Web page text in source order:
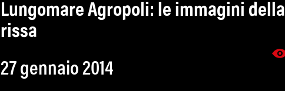
Lungomare Agropoli: le immagini della
rissa
27 gennaio 2014